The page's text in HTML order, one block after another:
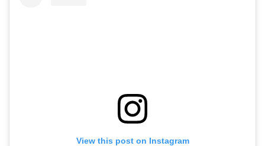
View this post on Instagram